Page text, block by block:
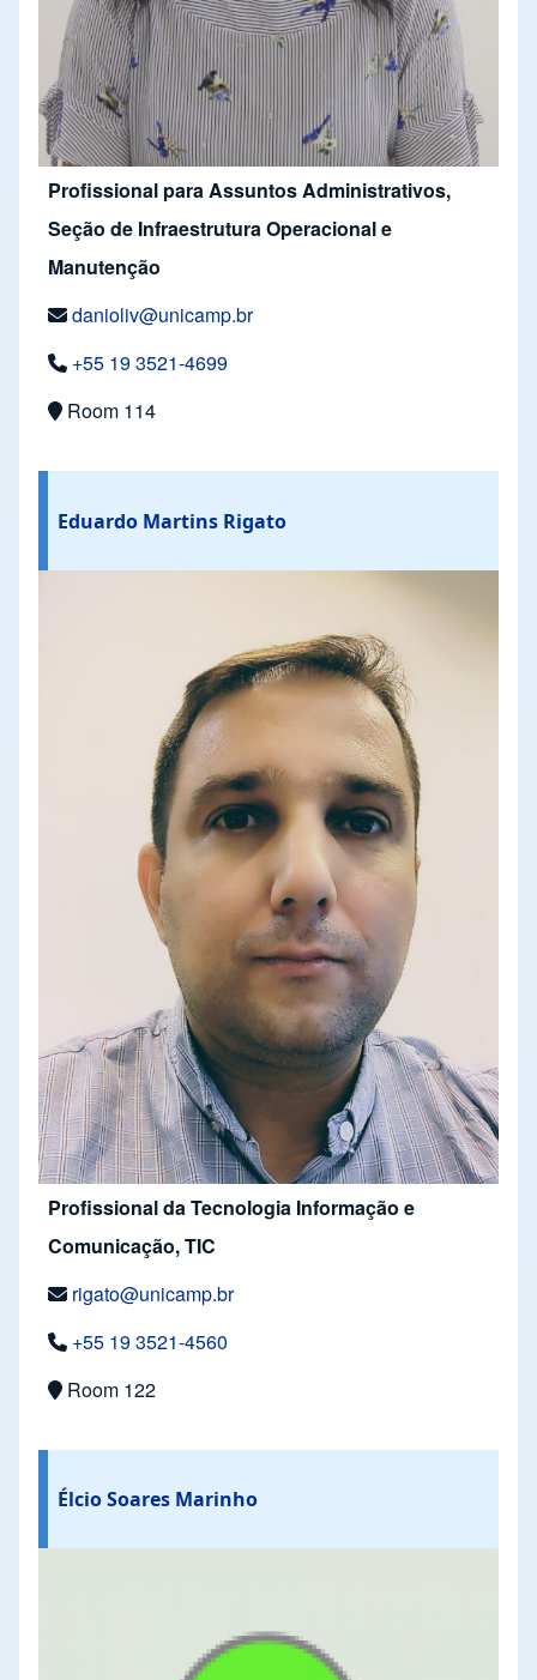
Profissional para Assuntos Administrativos,
Seção de Infraestrutura Operacional e
Manutenção
danioliv@unicamp.br
+55 19 3521-4699
Room 114
Eduardo Martins Rigato
Profissional da Tecnologia Informação e
Comunicação, TIC
rigato@unicamp.br
+55 19 3521-4560
Room 122
Élcio Soares Marinho